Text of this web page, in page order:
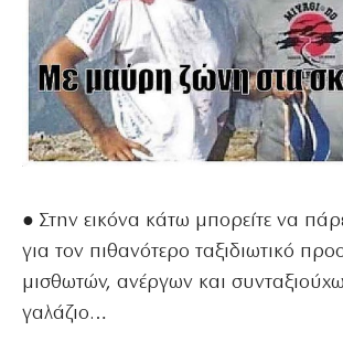
● Στην εικόνα κάτω μπορείτε να
για τον πιθανότερο ταξιδιωτικό
μισθωτών, ανέργων και
γαλάζιο…